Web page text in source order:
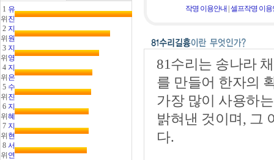
1
위
유
진
2
위
지
원
3
위
지
영
4
위
지
은
5
위
수
진
6
위
지
혜
7
위
지
현
8
위
서
연
작명 이용안내 셀프작명 이용
81수리는 송나라
를 만들어 한자의
가장 많이 사용하
밝혀낸 것이며, 그
다.